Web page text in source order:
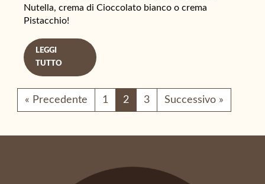
Nutella, crema di Cioccolato bianco o crema
Pistacchio!
LEGGI
TUTTO
« Precedente 1 2 3 Successivo »